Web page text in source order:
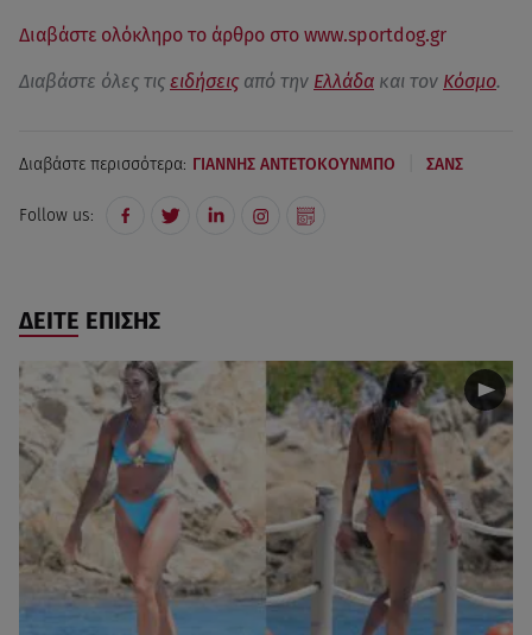
Διαβάστε ολόκληρο το άρθρο στο www.sportdog.gr
Διαβάστε όλες τις ειδήσεις από την Ελλάδα και τον Κόσμο.
Διαβάστε περισσότερα: ΓΙΑΝΝΗΣ ΑΝΤΕΤΟΚΟΥΝΜΠΟ ΣΑΝΣ
Follow us:
ΔΕΙΤΕ ΕΠΙΣΗΣ